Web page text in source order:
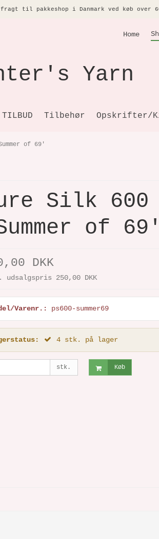
til pakkeshop i Danmark ved køb over
Home
Yarn
TILBUD Tilbehør Opskrifter/
of 69'
Silk 600
of 69'
DKK
udsalgspris 250,00 DKK
Varenr.: ps600-summer69
4 stk. på lager
stk. Køb